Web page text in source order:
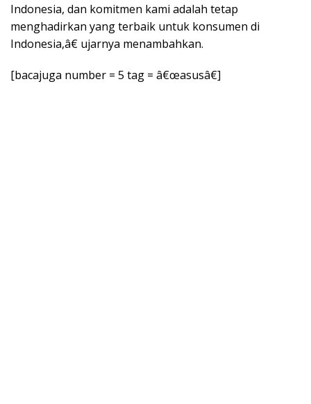
Indonesia, dan komitmen kami adalah tetap
menghadirkan yang terbaik untuk konsumen di
Indonesia,â€ ujarnya menambahkan.
[bacajuga number = 5 tag = â€œasusâ€]